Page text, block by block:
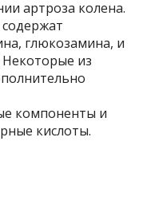
артроза колена.
глюкозамина, и
Некоторые из
компоненты и
кислоты.